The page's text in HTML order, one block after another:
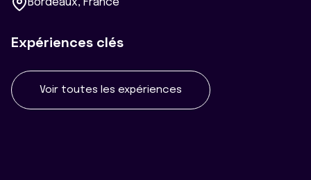
Bordeaux, France
Expériences clés
Voir toutes les expériences